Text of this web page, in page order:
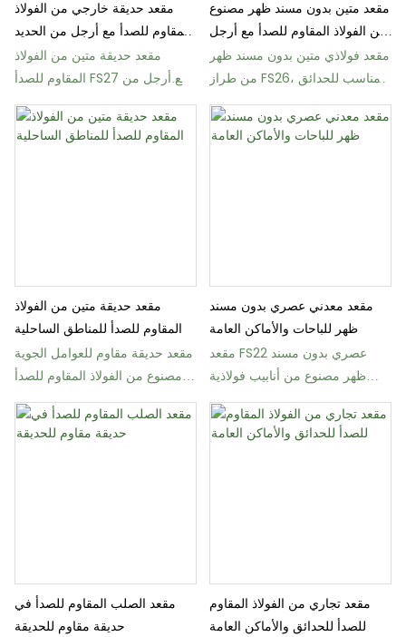
مقعد حديقة خارجي من الفولاذ
المقاوم للصدأ مع أرجل من الحديد
الزهر
مقعد حديقة متين من الفولاذ
المقاوم للصدأ FS27 مع أرجل من
الحديد الزهر
مقعد متين بدون مسند ظهر مصنوع
من الفولاذ المقاوم للصدأ مع أرجل
من الحديد الزهر
مقعد فولاذي متين بدون مسند ظهر
من طراز FS26، مناسب للحدائق
والأماكن العامة
مقعد حديقة متين من الفولاذ
المقاوم للصدأ للمناطق الساحلية
مقعد حديقة مقاوم للعوامل الجوية
مصنوع من الفولاذ المقاوم للصدأ
316 طراز FS23
مقعد معدني عصري بدون مسند
ظهر للباحات والأماكن العامة
مقعد FS22 عصري بدون مسند
ظهر مصنوع من أنابيب فولاذية
للأماكن العامة
مقعد الصلب المقاوم للصدأ في
حديقة مقاوم للحديقة
مقعد تجاري من الفولاذ المقاوم
للصدأ للحدائق والأماكن العامة